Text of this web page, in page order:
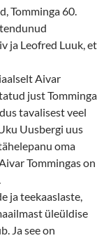
Tomminga 60.
ja Leofred Luuk, et
Aivar
just Tomminga
tavalisest veel
Uusbergi uus
oma
Tommingas on
ja teekaaslaste,
üleüldise
Ja see on